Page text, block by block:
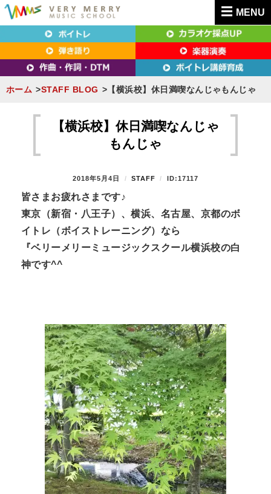
MENU
東京（新宿・八王子）・横浜・名古屋・京都で
「本気」になれるボイトレ教室｜VERY MERRY
MUSIC SCHOOL（ベリーメリー）
東京（新宿・八王子）・横浜・名古屋・京都で「本気」になれるボイトレ教室｜
VERY MERRY MUSIC SCHOOL（ベリーメリー）
ホーム STAFF BLOG 【横浜校】休日満喫なんじゃもんじゃ
【横浜校】休日満喫なんじゃ
もんじゃ
P
S
T
D
O
2018年5月4日
B
STAFF ID:17117
皆さまお疲れさまです♪
東京（新宿・八王子）、横浜、名古屋、京都のボ
イトレ（ボイストレーニング）なら
『ベリーメリーミュージックスクール横浜校の白
神です^^